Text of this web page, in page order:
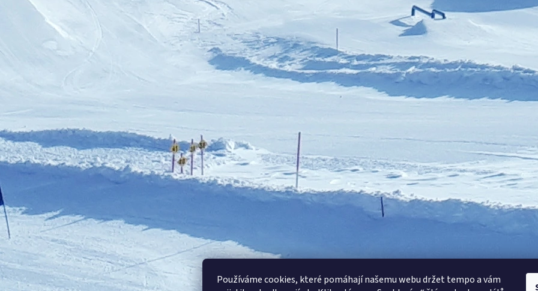
Používáme cookies, které pomáhají našemu webu držet tempo a vám